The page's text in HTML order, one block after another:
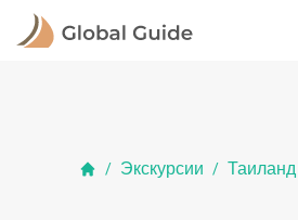
/ Экскурсии / Таиланд